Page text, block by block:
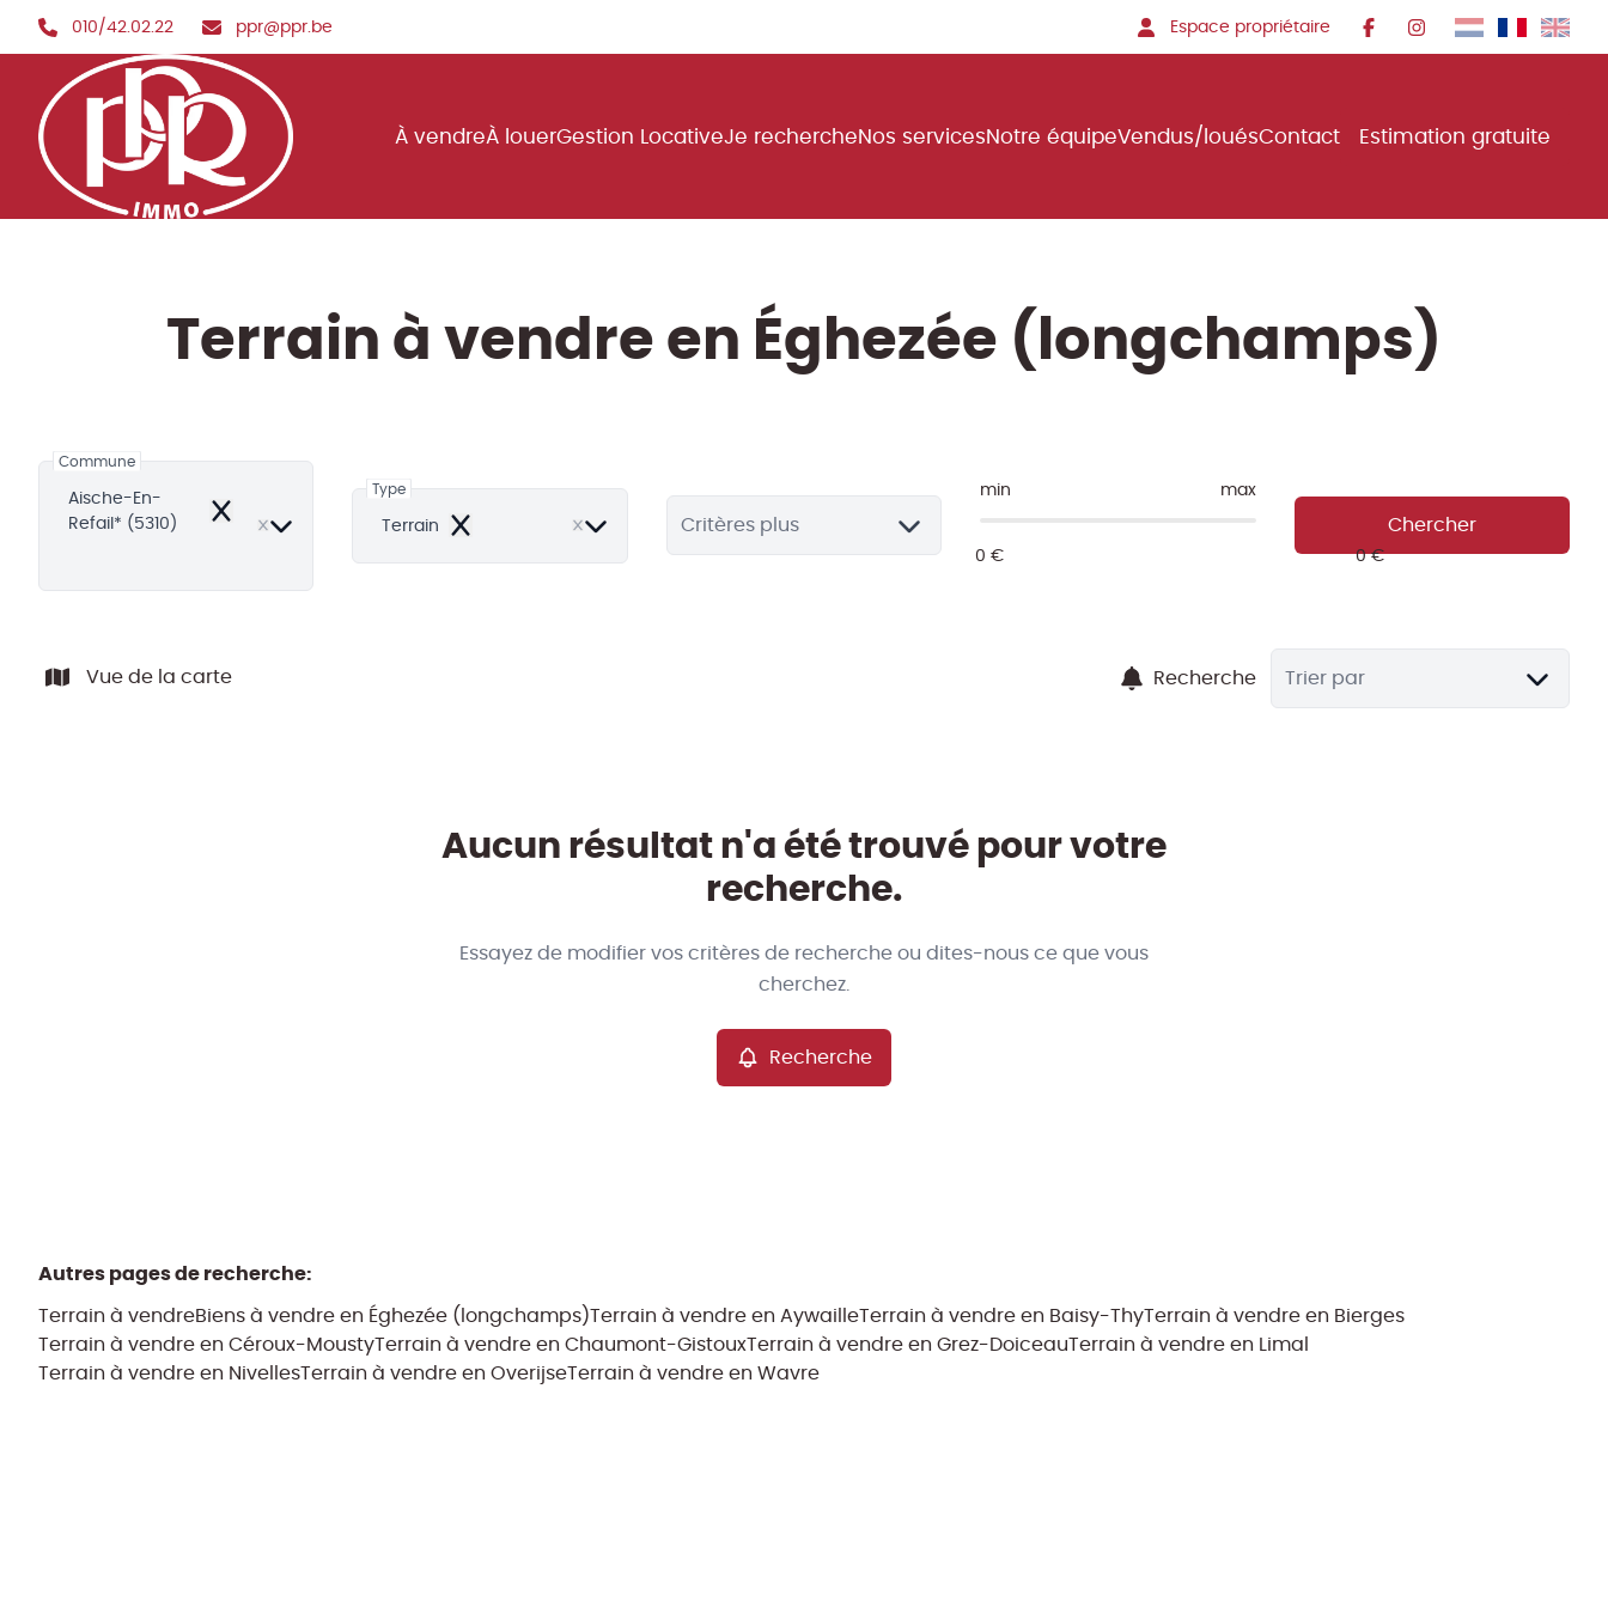
Aller au contenu principal
010/42.02.22 ppr@ppr.be Espace propriétaire
À vendreÀ louerGestion LocativeJe rechercheNos servicesNotre équipeVendus/louésContact Estimation gratuite
Terrain à vendre en Éghezée (longchamps)
Commune
Aische-En-
Refail* (5310)
Remove
Type
Terrain
Remove Critères plus
min max
Chercher
Vue de la carte Recherche Trier par
Aucun résultat n'a été trouvé pour votre
recherche.
Essayez de modifier vos critères de recherche ou dites-nous ce que vous
cherchez.
Recherche
Autres pages de recherche:
Terrain à vendreBiens à vendre en Éghezée (longchamps)Terrain à vendre en AywailleTerrain à vendre en Baisy-ThyTerrain à vendre en Bierges
Terrain à vendre en Céroux-MoustyTerrain à vendre en Chaumont-GistouxTerrain à vendre en Grez-DoiceauTerrain à vendre en Limal
Terrain à vendre en NivellesTerrain à vendre en OverijseTerrain à vendre en Wavre